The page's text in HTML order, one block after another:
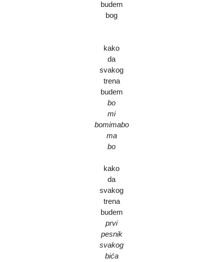
budem
bog
kako
da
svakog
trena
budem
bo
mi
bomimabo
ma
bo
kako
da
svakog
trena
budem
prvi
pesnik
svakog
bića